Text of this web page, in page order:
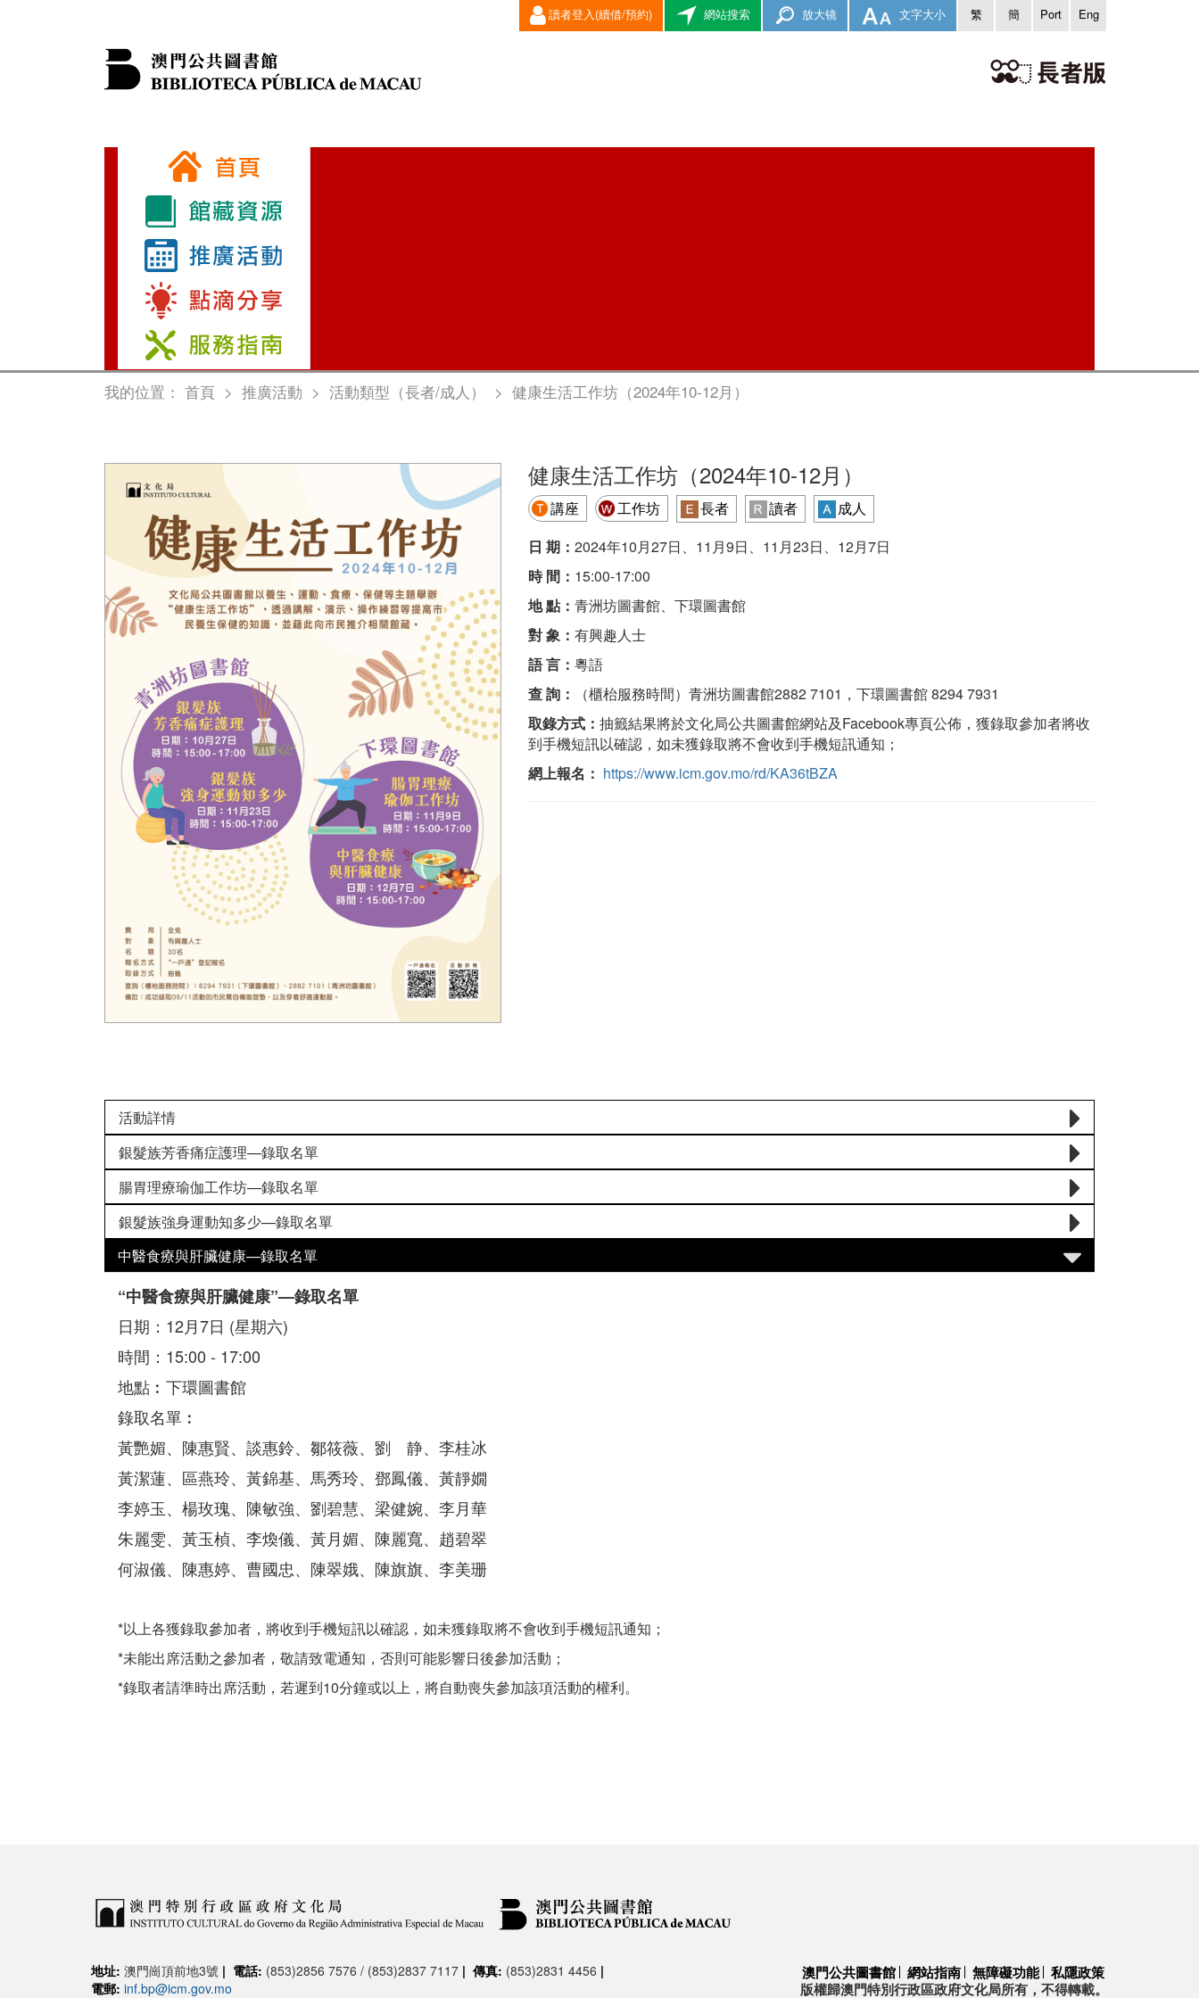
讀者登入(續借/預約) 網站搜索 放大镜 文字大小 繁 簡 Port Eng
我的位置： 首頁 > 推廣活動 > 活動類型（長者/成人） > 健康生活工作坊（2024年10-12月）
健康生活工作坊（2024年10-12月）
講座 工作坊 長者 讀者
成人
日 期： 2024年10月27日、11月9日、11月23日、12月7日
時 間： 15:00-17:00
地 點： 青洲坊圖書館、下環圖書館
對 象： 有興趣人士
語 言： 粵語
查 詢：
（櫃枱服務時間）青洲坊圖書館2882 7101，下環圖書館 8294 7931
取錄方式： 抽籤結果將於文化局公共圖書館網站及Facebook專頁公佈，獲錄取參加者將收
到手機短訊以確認，如未獲錄取將不會收到手機短訊通知；
網上報名： https://www.icm.gov.mo/rd/KA36tBZA
活動詳情
銀髮族芳香痛症護理—錄取名單
腸胃理療瑜伽工作坊—錄取名單
銀髮族強身運動知多少—錄取名單
中醫食療與肝臟健康—錄取名單
“中醫食療與肝臟健康”—錄取名單
日期：12月7日 (星期六)
時間：15:00 - 17:00
地點︰下環圖書館
錄取名單︰
黃艷媚、陳惠賢、談惠鈴、鄒筱薇、劉 静、李桂冰
黃潔蓮、區燕玲、黃錦基、馬秀玲、鄧鳳儀、黃靜嫺
李婷玉、楊玫瑰、陳敏強、劉碧慧、梁健婉、李月華
朱麗雯、黃玉楨、李煥儀、黃月媚、陳麗寬、趙碧翠
何淑儀、陳惠婷、曹國忠、陳翠娥、陳旗旗、李美珊
*以上各獲錄取參加者，將收到手機短訊以確認，如未獲錄取將不會收到手機短訊通知；
*未能出席活動之參加者，敬請致電通知，否則可能影響日後參加活動；
*錄取者請準時出席活動，若遲到10分鐘或以上，將自動喪失參加該項活動的權利。
地址: 澳門崗頂前地3號 | 電話: (853)2856 7576 / (853)2837 7117 | 傳真: (853)2831 4456 |
電郵: inf.bp@icm.gov.mo
澳門公共圖書館 網站指南 無障礙功能 私隱政策
版權歸澳門特別行政區政府文化局所有，不得轉載。